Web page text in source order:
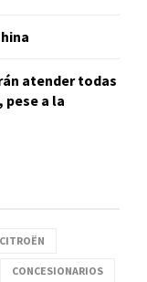
atender todas
pese a la
CITROËN
CONCESIONARIOS